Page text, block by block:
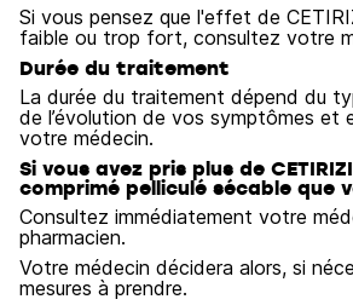
Si vous pensez que l'effet de
faible ou trop fort, consultez votre
Durée du traitement
La durée du traitement dépend du
de l’évolution de vos symptômes et
votre médecin.
Si vous avez pris plus de
comprimé pelliculé sécable que
Consultez immédiatement votre
pharmacien.
Votre médecin décidera alors, si
mesures à prendre.